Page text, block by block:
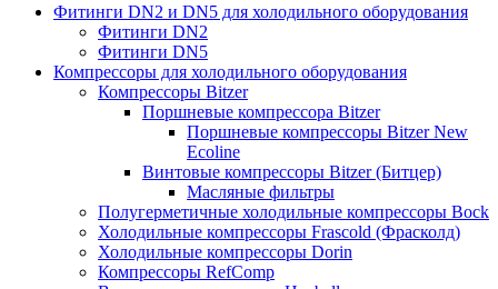
Фитинги DN2 и DN5 для холодильного оборудования
Фитинги DN2
Фитинги DN5
Компрессоры для холодильного оборудования
Компрессоры Bitzer
Поршневые компрессора Bitzer
Поршневые компрессоры Bitzer New
Ecoline
Винтовые компрессоры Bitzer (Битцер)
Масляные фильтры
Полугерметичные холодильные компрессоры Bock
Холодильные компрессоры Frascold (Фрасколд)
Холодильные компрессоры Dorin
Компрессоры RefComp